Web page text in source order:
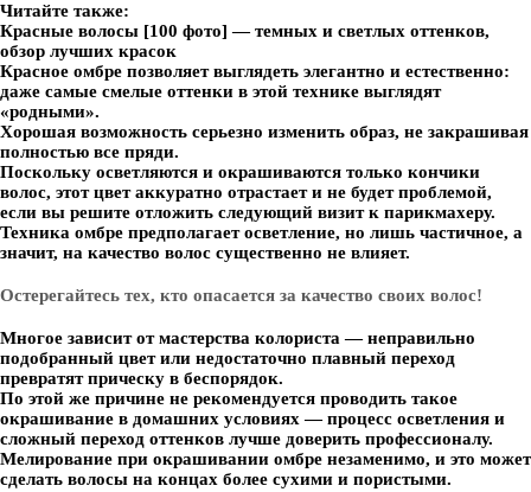
Читайте также:
Красные волосы [100 фото] — темных и светлых оттенков,
обзор лучших красок
Красное омбре позволяет выглядеть элегантно и естественно:
даже самые смелые оттенки в этой технике выглядят
«родными».
Хорошая возможность серьезно изменить образ, не закрашивая
полностью все пряди.
Поскольку осветляются и окрашиваются только кончики
волос, этот цвет аккуратно отрастает и не будет проблемой,
если вы решите отложить следующий визит к парикмахеру.
Техника омбре предполагает осветление, но лишь частичное, а
значит, на качество волос существенно не влияет.
Остерегайтесь тех, кто опасается за качество своих волос!
Многое зависит от мастерства колориста — неправильно
подобранный цвет или недостаточно плавный переход
превратят прическу в беспорядок.
По этой же причине не рекомендуется проводить такое
окрашивание в домашних условиях — процесс осветления и
сложный переход оттенков лучше доверить профессионалу.
Мелирование при окрашивании омбре незаменимо, и это может
сделать волосы на концах более сухими и пористыми.